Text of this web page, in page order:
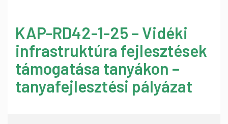
KAP-RD42-1-25 – Vidéki
infrastruktúra fejlesztések
támogatása tanyákon –
tanyafejlesztési pályázat